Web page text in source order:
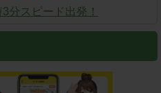
分スピード出発！